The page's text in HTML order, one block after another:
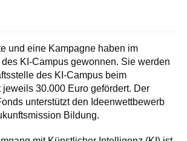
und eine Kampagne haben im
des KI-Campus gewonnen. Sie werden
des KI-Campus beim
jeweils 30.000 Euro gefördert. Der
unterstützt den Ideenwettbewerb
Bildung.